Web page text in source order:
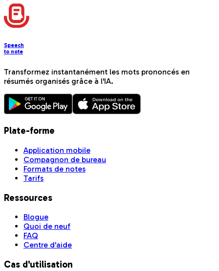
Speech
to note
Transformez instantanément les mots prononcés en
résumés organisés grâce à l'IA.
Plate-forme
Application mobile
Compagnon de bureau
Formats de notes
Tarifs
Ressources
Blogue
Quoi de neuf
FAQ
Centre d'aide
Cas d'utilisation